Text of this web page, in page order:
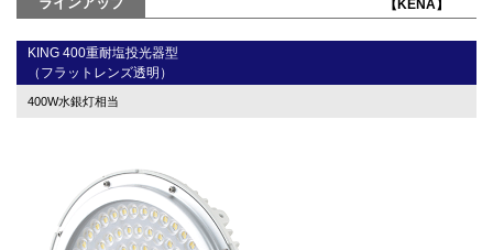
【KENA】
KING 400重耐塩投光器型
（フラットレンズ透明）
400W水銀灯相当